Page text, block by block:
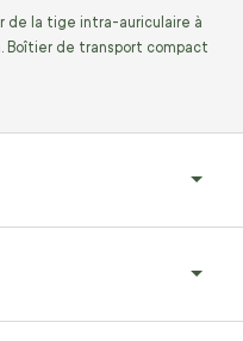
de la tige intra-auriculaire à
Boîtier de transport compact